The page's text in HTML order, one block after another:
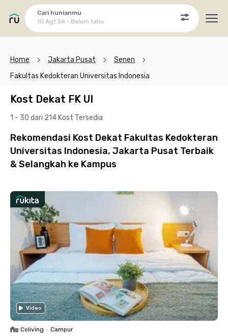
Cari hunianmu
10 Agt 26 - Belum tahu
Home Jakarta Pusat
Senen
Fakultas Kedokteran Universitas Indonesia
Kost Dekat FK UI
1 - 30 dari 214 Kost Tersedia
Rekomendasi Kost Dekat Fakultas Kedokteran
Universitas Indonesia, Jakarta Pusat Terbaik
& Selangkah ke Kampus
Video
Coliving • Campur